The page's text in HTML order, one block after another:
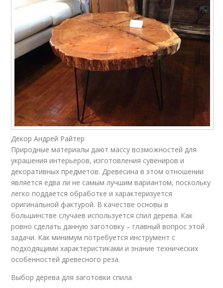
Декор Андрей Райтер
Природные материалы дают массу возможностей для
украшения интерьеров, изготовления сувениров и
декоративных предметов. Древесина в этом отношении
является едва ли не самым лучшим вариантом, поскольку
легко поддается обработке и характеризуется
оригинальной фактурой. В качестве основы в
большинстве случаев используется спил дерева. Как
ровно сделать данную заготовку – главный вопрос этой
задачи. Как минимум потребуется инструмент с
подходящими характеристиками и знание технических
особенностей древесного реза.
Выбор дерева для заготовки спила